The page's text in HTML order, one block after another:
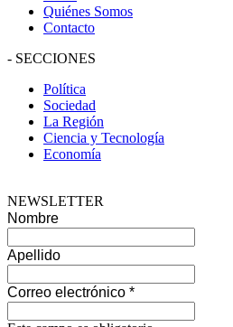
Quiénes Somos
Contacto
- SECCIONES
Política
Sociedad
La Región
Ciencia y Tecnología
Economía
NEWSLETTER
Nombre
Apellido
Correo electrónico *